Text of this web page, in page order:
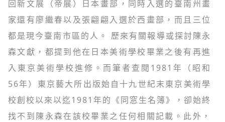
回新文展（帝展）日本畫部，同時入選的臺南州畫
家還有廖繼春以及張翩翩入選於西畫部，而且三位
都是現今臺南市區的人。 歷來有關報導或探討陳永
森文獻，都提到他在日本美術學校畢業之後有再進
入東京美術學校進修。而筆者查閱1981年（昭和
56年）東京藝大所出版始自十九世紀末東京美術學
校創校以來以迄1981年的《同窓生名簿》，卻始終
找不到陳永森在該校畢業之任何相關記載。此外，